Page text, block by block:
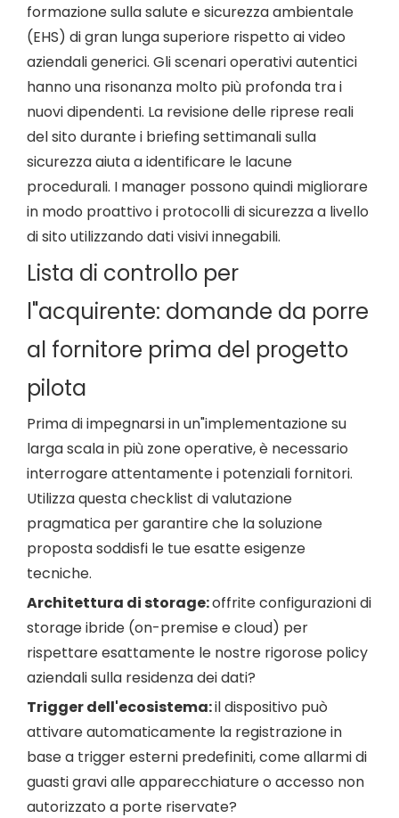
formazione sulla salute e sicurezza ambientale
(EHS) di gran lunga superiore rispetto ai video
aziendali generici. Gli scenari operativi autentici
hanno una risonanza molto più profonda tra i
nuovi dipendenti. La revisione delle riprese reali
del sito durante i briefing settimanali sulla
sicurezza aiuta a identificare le lacune
procedurali. I manager possono quindi migliorare
in modo proattivo i protocolli di sicurezza a livello
di sito utilizzando dati visivi innegabili.
Lista di controllo per
l"acquirente: domande da porre
al fornitore prima del progetto
pilota
Prima di impegnarsi in un"implementazione su
larga scala in più zone operative, è necessario
interrogare attentamente i potenziali fornitori.
Utilizza questa checklist di valutazione
pragmatica per garantire che la soluzione
proposta soddisfi le tue esatte esigenze
tecniche.
Architettura di storage:offrite configurazioni di
storage ibride (on-premise e cloud) per
rispettare esattamente le nostre rigorose policy
aziendali sulla residenza dei dati?
Trigger dell'ecosistema:il dispositivo può
attivare automaticamente la registrazione in
base a trigger esterni predefiniti, come allarmi di
guasti gravi alle apparecchiature o accesso non
autorizzato a porte riservate?